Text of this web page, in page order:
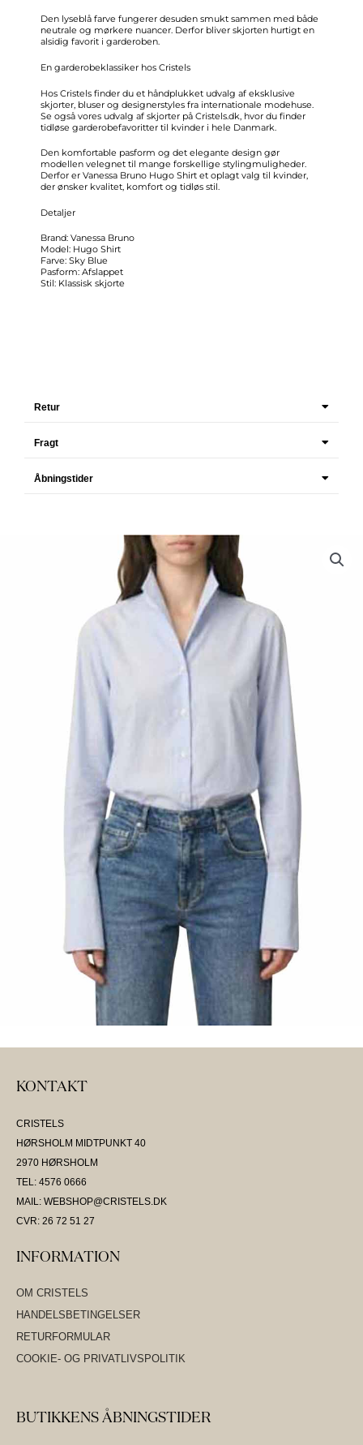
Den lyseblå farve fungerer desuden smukt sammen med både
neutrale og mørkere nuancer. Derfor bliver skjorten hurtigt en
alsidig favorit i garderoben.
En garderobeklassiker hos Cristels
Hos Cristels finder du et håndplukket udvalg af eksklusive
skjorter, bluser og designerstyles fra internationale modehuse.
Se også vores udvalg af skjorter på Cristels.dk, hvor du finder
tidløse garderobefavoritter til kvinder i hele Danmark.
Den komfortable pasform og det elegante design gør
modellen velegnet til mange forskellige stylingmuligheder.
Derfor er Vanessa Bruno Hugo Shirt et oplagt valg til kvinder,
der ønsker kvalitet, komfort og tidløs stil.
Detaljer
Brand: Vanessa Bruno
Model: Hugo Shirt
Farve: Sky Blue
Pasform: Afslappet
Stil: Klassisk skjorte
Retur
Fragt
Åbningstider
KONTAKT
CRISTELS
HØRSHOLM MIDTPUNKT 40
2970 HØRSHOLM
TEL: 4576 0666
MAIL: WEBSHOP@CRISTELS.DK
CVR: 26 72 51 27
INFORMATION
OM CRISTELS
HANDELSBETINGELSER
RETURFORMULAR
COOKIE- OG PRIVATLIVSPOLITIK
BUTIKKENS ÅBNINGSTIDER